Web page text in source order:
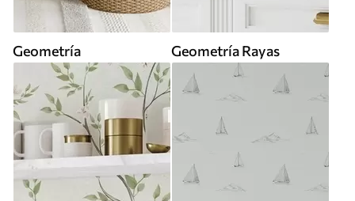
Geometría Geometría Rayas